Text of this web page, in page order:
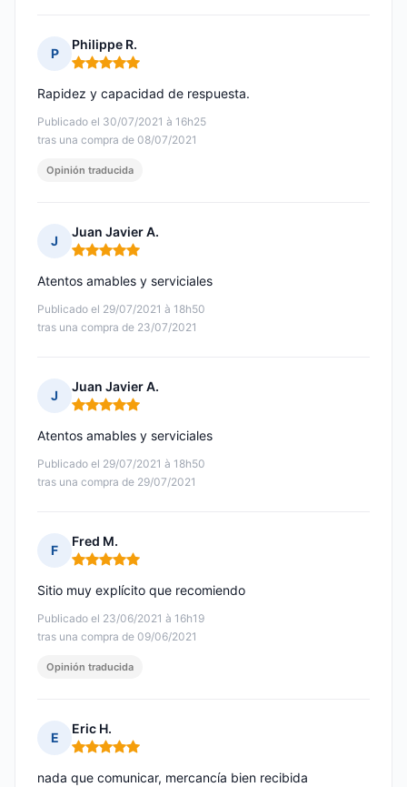
P
Philippe R.
Nota: 5 de 5
Publicado el 30/07/2021 à 16h25
tras una compra de 08/07/2021
Rapidez y capacidad de respuesta.
Opinión traducida
J
Juan Javier A.
Nota: 5 de 5
Publicado el 29/07/2021 à 18h50
tras una compra de 23/07/2021
Atentos amables y serviciales
J
Juan Javier A.
Nota: 5 de 5
Publicado el 29/07/2021 à 18h50
tras una compra de 29/07/2021
Atentos amables y serviciales
F
Fred M.
Nota: 5 de 5
Publicado el 23/06/2021 à 16h19
tras una compra de 09/06/2021
Sitio muy explícito que recomiendo
Opinión traducida
E
Eric H.
Nota: 5 de 5
nada que comunicar, mercancía bien recibida